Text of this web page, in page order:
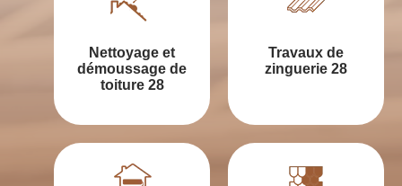
Nettoyage et
démoussage de
toiture 28
Travaux de
zinguerie 28